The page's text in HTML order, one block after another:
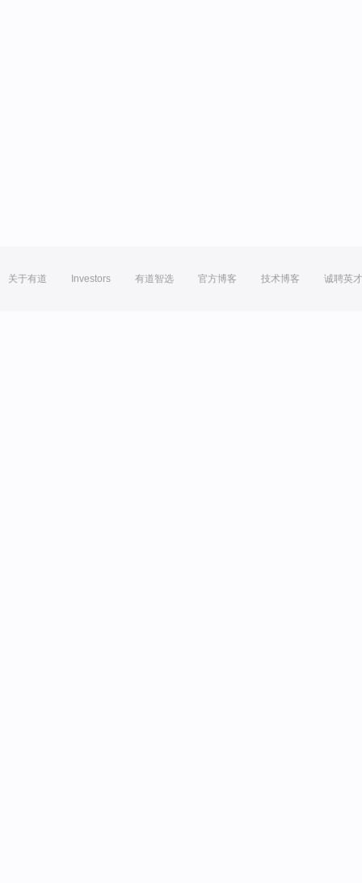
关于有道 Investors 有道智选 官方博客 技术博客 诚聘英才